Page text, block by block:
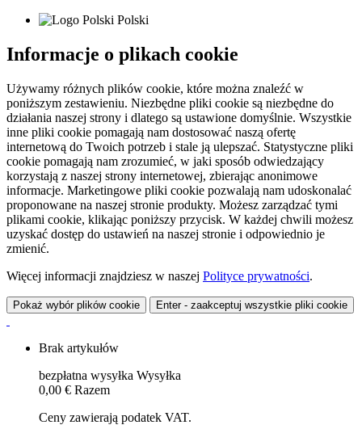
Polski
Informacje o plikach cookie
Używamy różnych plików cookie, które można znaleźć w
poniższym zestawieniu. Niezbędne pliki cookie są niezbędne do
działania naszej strony i dlatego są ustawione domyślnie. Wszystkie
inne pliki cookie pomagają nam dostosować naszą ofertę
internetową do Twoich potrzeb i stale ją ulepszać. Statystyczne pliki
cookie pomagają nam zrozumieć, w jaki sposób odwiedzający
korzystają z naszej strony internetowej, zbierając anonimowe
informacje. Marketingowe pliki cookie pozwalają nam udoskonalać
proponowane na naszej stronie produkty. Możesz zarządzać tymi
plikami cookie, klikając poniższy przycisk. W każdej chwili możesz
uzyskać dostęp do ustawień na naszej stronie i odpowiednio je
zmienić.
Więcej informacji znajdziesz w naszej Polityce prywatności.
Pokaż wybór plików cookie Enter - zaakceptuj wszystkie pliki cookie
Brak artykułów
bezpłatna wysyłka Wysyłka
0,00 € Razem
Ceny zawierają podatek VAT.